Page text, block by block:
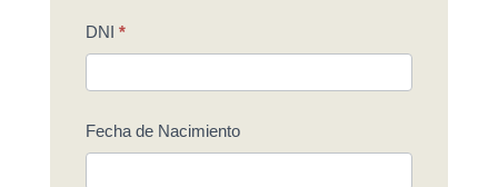
DNI *
Fecha de Nacimiento